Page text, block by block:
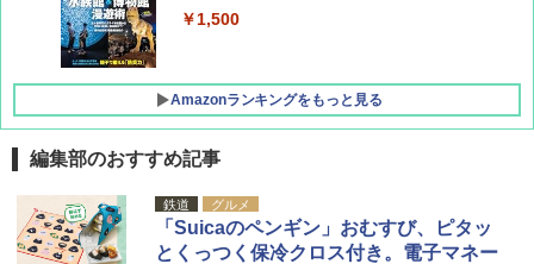
￥1,500
Amazonランキングをもっと見る
D40 地球の歩き方 チェンマイ タイ北部の魅
力的な町 2026～2027 地球の歩き方D アジア
[キャンパーズコレクション 山善] ポップアッ
プテント 傘みたいに広げて畳める パッとサ
ッとサンシェード キューブ フルクローズ メ
ッシュ 簡単設置 ワンタッチテント キャンプ
BUNDOK(バンドック)ソロ ドーム 1 EX BDK
-08EX カーキ ソロキャンプ ポリエステル フ
レーム テント
編集部のおすすめ記事
鉄道 グルメ
「Suicaのペンギン」おむすび、ピタッ
とくっつく保冷クロス付き。電子マネー